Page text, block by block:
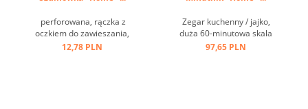
perforowana, rączka z
oczkiem do zawieszania,
stal nierdzewna ...
12,78 PLN
Zegar kuchenny / jajko,
duża 60-minutowa skala
czasowa, wielofunkcyjna
97,65 PLN